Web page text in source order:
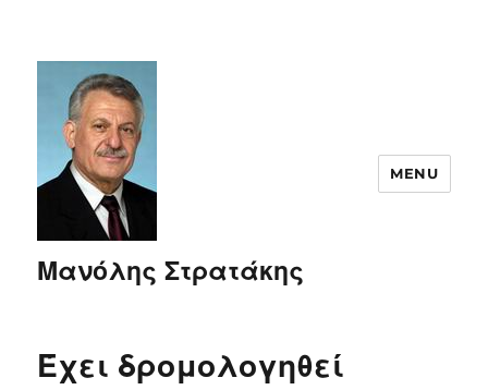
Μανόλης Στρατάκης
MENU
Έχει δρομολογηθεί